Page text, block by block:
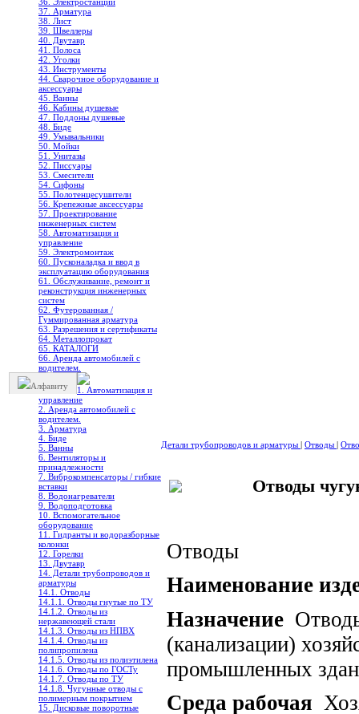
37. Арматура
38. Лист
39. Швеллеры
40. Двутавр
41. Полоса
42. Уголки
43. Инструменты
44. Сварочное оборудование и
аксессуары
45. Ванны
46. Кабины душевые
47. Поддоны душевые
48. Биде
49. Умывальники
50. Мойки
51. Унитазы
52. Писсуары
53. Смесители
54. Сифоны
55. Полотенцесушители
56. Крепежные аксессуары
57. Проектирование
инженерных систем
58. Автоматизация и
управление
59. Электромонтаж
60. Пусконаладка и ввод в
эксплуатацию оборудования
61. Обслуживание, ремонт и
реконструкция инженерных
систем
62. Футерованная /
Гуммированная арматура
63. Разрешения и сертификаты
64. Металлопрокат
65. КАТАЛОГИ
66. Аренда автомобилей с
водителем.
Алфавиту
1. Автоматизация и
управление
2. Аренда автомобилей с
водителем.
3. Арматура
4. Биде
5. Ванны
6. Вентиляторы и
принадлежности
7. Виброкомпенсаторы / гибкие
вставки
8. Водонагреватели
9. Водоподготовка
10. Вспомогательное
оборудование
11. Гидранты и водоразборные
колонки
12. Горелки
13. Двутавр
14. Детали трубопроводов и
арматуры
14.1. Отводы
14.1.1. Отводы гнутые по ТУ
14.1.2. Отводы из
нержавеющей стали
14.1.3. Отводы из НПВХ
14.1.4. Отводы из
полипропилена
14.1.5. Отводы из полиэтилена
14.1.6. Отводы по ГОСТу
14.1.7. Отводы по ТУ
14.1.8. Чугунные отводы с
полимерным покрытием
15. Дисковые поворотные
Детали трубопроводов и арматуры | Отводы |
Отводы
Отводы
Наименование
Назначение
(канализации)
промышленных
Среда рабочая